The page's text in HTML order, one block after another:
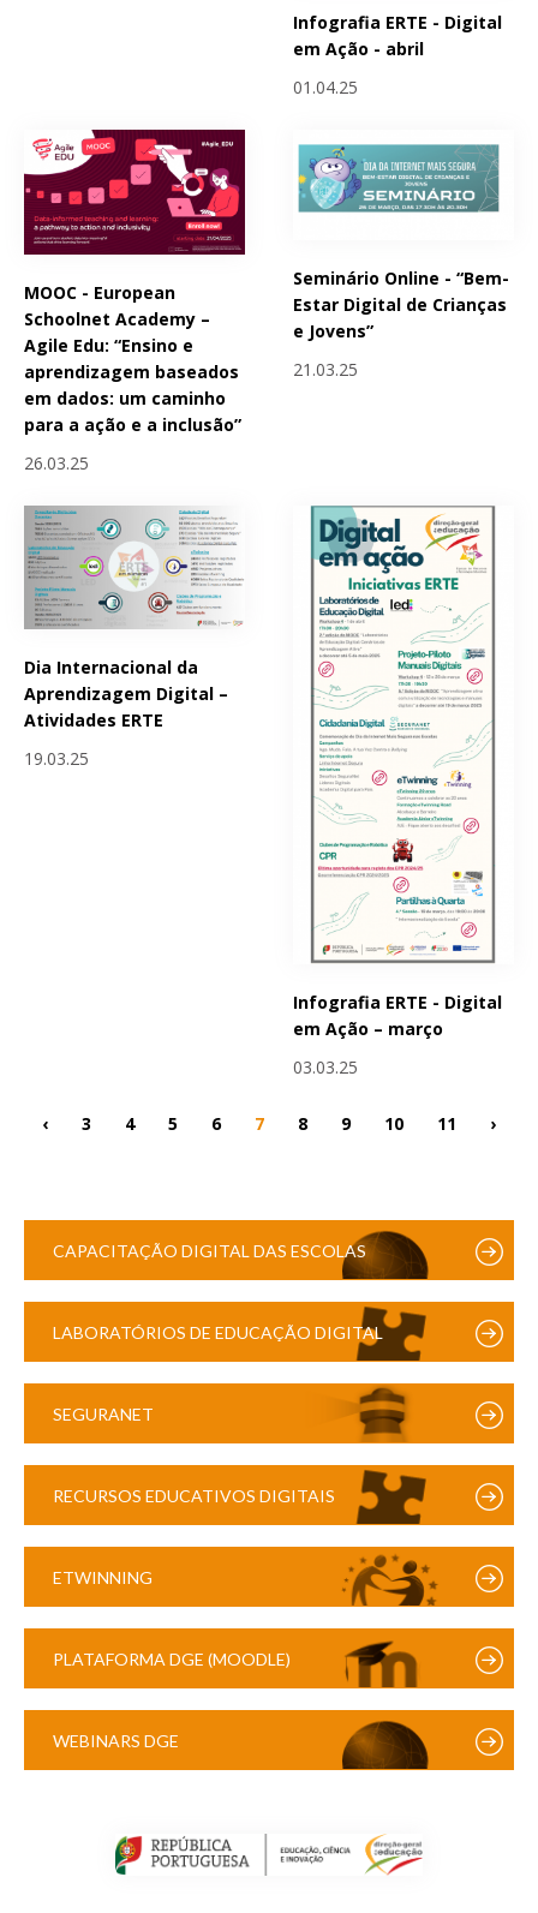
Infografia ERTE - Digital
em Ação - abril
01.04.25
MOOC - European
Schoolnet Academy –
Agile Edu: “Ensino e
aprendizagem baseados
em dados: um caminho
para a ação e a inclusão”
26.03.25
Seminário Online - “Bem-
Estar Digital de Crianças
e Jovens”
21.03.25
Dia Internacional da
Aprendizagem Digital –
Atividades ERTE
19.03.25
Infografia ERTE - Digital
em Ação – março
03.03.25
‹ 3 4 5 6 7 8 9 10 11 ›
CAPACITAÇÃO DIGITAL DAS ESCOLAS
LABORATÓRIOS DE EDUCAÇÃO DIGITAL
SEGURANET
RECURSOS EDUCATIVOS DIGITAIS
ETWINNING
PLATAFORMA DGE (MOODLE)
WEBINARS DGE